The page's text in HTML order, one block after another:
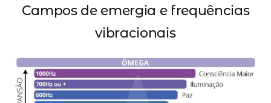
Campos de emergia e frequências
vibracionais